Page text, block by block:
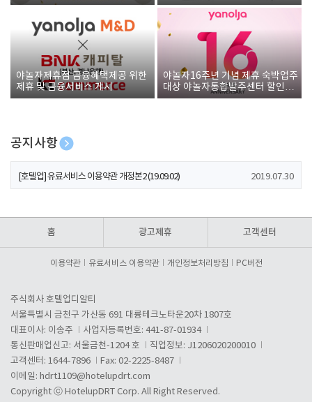
야놀자제휴점 금융혜택제공 위한
제휴 및 금융서비스 게시
야놀자16주년 기념 제휴 숙박업주
대상 야놀자통합발주센터 할인쿠
폰 증정
공지사항
[호텔업] 개인정보 처리방침 개정본1 (19.09.02)
[호텔업] 유료서비스 이용약관 개정본2 (19.09.02) 2019.07.30
홈 광고제휴 고객센터
이용약관 유료서비스 이용약관 개인정보처리방침 PC버전
주식회사 호텔업디알티
서울특별시 금천구 가산동 691 대륭테크노타운20차 1807호
대표이사: 이송주
사업자등록번호: 441-87-01934
통신판매업신고: 서울금천-1204 호
직업정보: J1206020200010
고객센터: 1644-7896
Fax: 02-2225-8487
이메일: hdrt1109@hotelupdrt.com
Copyright ⓒ HotelupDRT Corp. All Right Reserved.